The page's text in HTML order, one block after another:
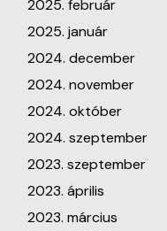
2025. február
2025. január
2024. december
2024. november
2024. október
2024. szeptember
2023. szeptember
2023. április
2023. március